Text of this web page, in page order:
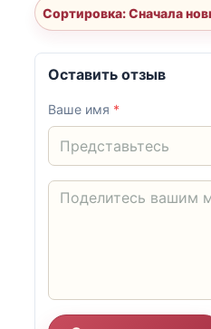
Сортировка: Сначала
Оставить отзыв
Ваше имя *